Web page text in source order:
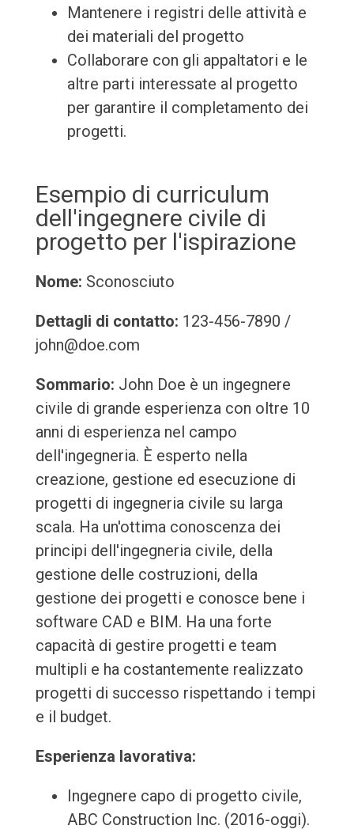
Mantenere i registri delle attività e
dei materiali del progetto
Collaborare con gli appaltatori e le
altre parti interessate al progetto
per garantire il completamento dei
progetti.
Esempio di curriculum
dell'ingegnere civile di
progetto per l'ispirazione
Nome: Sconosciuto
Dettagli di contatto: 123-456-7890 /
john@doe.com
Sommario: John Doe è un ingegnere
civile di grande esperienza con oltre 10
anni di esperienza nel campo
dell'ingegneria. È esperto nella
creazione, gestione ed esecuzione di
progetti di ingegneria civile su larga
scala. Ha un'ottima conoscenza dei
principi dell'ingegneria civile, della
gestione delle costruzioni, della
gestione dei progetti e conosce bene i
software CAD e BIM. Ha una forte
capacità di gestire progetti e team
multipli e ha costantemente realizzato
progetti di successo rispettando i tempi
e il budget.
Esperienza lavorativa:
Ingegnere capo di progetto civile,
ABC Construction Inc. (2016-oggi).